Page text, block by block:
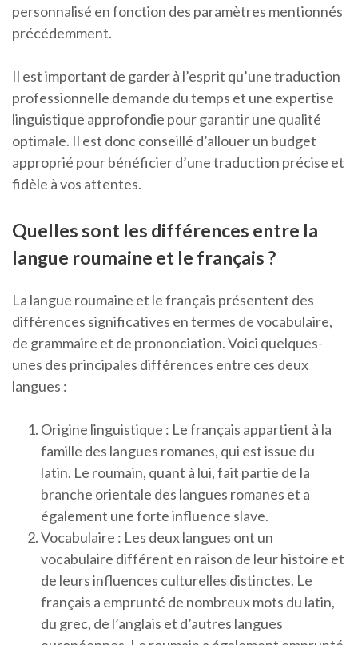
personnalisé en fonction des paramètres mentionnés
précédemment.
Il est important de garder à l’esprit qu’une traduction
professionnelle demande du temps et une expertise
linguistique approfondie pour garantir une qualité
optimale. Il est donc conseillé d’allouer un budget
approprié pour bénéficier d’une traduction précise et
fidèle à vos attentes.
Quelles sont les différences entre la
langue roumaine et le français ?
La langue roumaine et le français présentent des
différences significatives en termes de vocabulaire,
de grammaire et de prononciation. Voici quelques-
unes des principales différences entre ces deux
langues :
Origine linguistique : Le français appartient à la
famille des langues romanes, qui est issue du
latin. Le roumain, quant à lui, fait partie de la
branche orientale des langues romanes et a
également une forte influence slave.
Vocabulaire : Les deux langues ont un
vocabulaire différent en raison de leur histoire et
de leurs influences culturelles distinctes. Le
français a emprunté de nombreux mots du latin,
du grec, de l’anglais et d’autres langues